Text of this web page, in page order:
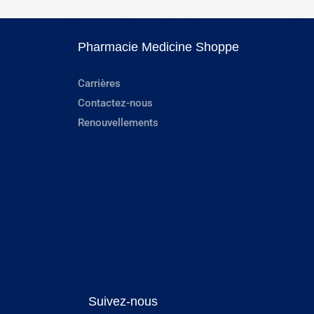
Pharmacie Medicine Shoppe
Carrières
Contactez-nous
Renouvellements
Suivez-nous